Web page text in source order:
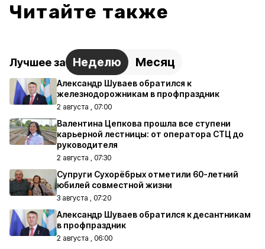
Читайте также
Лучшее за Неделю Месяц
Александр Шуваев обратился к
железнодорожникам в профпраздник
2 августа , 07:00
Валентина Цепкова прошла все ступени
карьерной лестницы: от оператора СТЦ до
руководителя
2 августа , 07:30
Супруги Сухорёбрых отметили 60-летний
юбилей совместной жизни
3 августа , 07:20
Александр Шуваев обратился к десантникам
в профпраздник
2 августа , 06:00